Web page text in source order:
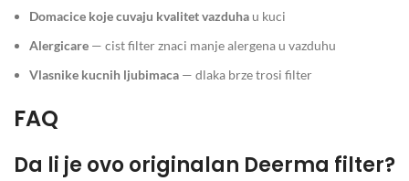
Domacice koje cuvaju kvalitet vazduha u kuci
Alergicare — cist filter znaci manje alergena u vazduhu
Vlasnike kucnih ljubimaca — dlaka brze trosi filter
FAQ
Da li je ovo originalan Deerma filter?